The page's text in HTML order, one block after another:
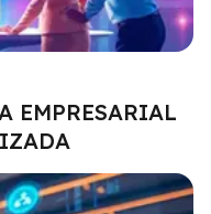
EMPRESARIAL